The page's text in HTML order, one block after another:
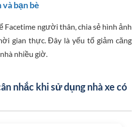
bạn bè
Facetime người thân, chia sẻ hình ảnh
gian thực. Đây là yếu tố giảm căng
nhiều giờ.
nhắc khi sử dụng nhà xe có